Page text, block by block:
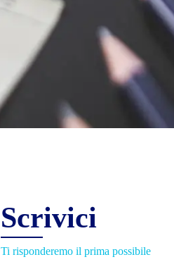
Scrivici
Ti risponderemo il prima possibile